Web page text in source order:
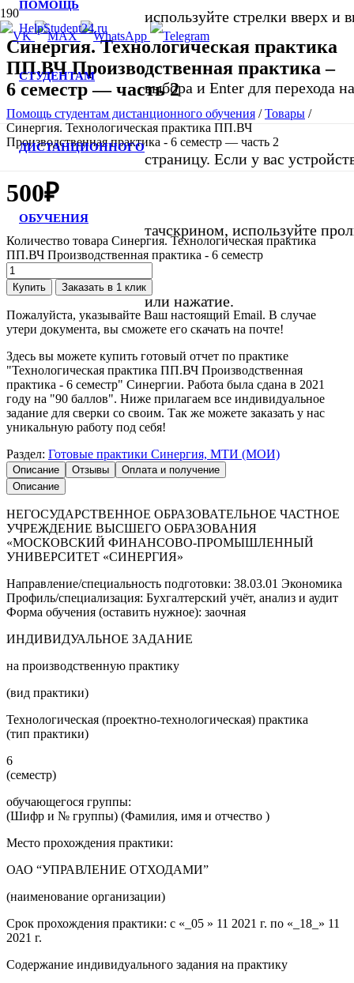
ПОМОЩЬ
СТУДЕНТАМ
ДИСТАНЦИОННОГО
ОБУЧЕНИЯ
используйте стрелки вверх и
выбора и Enter для перехода
страницу. Если у вас
тачскрином, используйте
или нажатие.
Синергия. Технологическая практика
ПП.ВЧ Производственная практика –
6 семестр — часть 2
Помощь студентам дистанционного обучения /Товары /
Синергия. Технологическая практика ПП.ВЧ
Производственная практика - 6 семестр — часть 2
500₽
Количество товара Синергия. Технологическая практика
ПП.ВЧ Производственная практика - 6 семестр
Купить Заказать в 1 клик
Пожалуйста, указывайте Ваш настоящий Email. В случае
утери документа, вы сможете его скачать на почте!
Здесь вы можете купить готовый отчет по практике
"Технологическая практика ПП.ВЧ Производственная
практика - 6 семестр" Синергии. Работа была сдана в 2021
году на "90 баллов". Ниже прилагаем все индивидуальное
задание для сверки со своим. Так же можете заказать у нас
уникальную работу под себя!
Раздел: Готовые практики Синергия, МТИ (МОИ)
Описание Отзывы
Оплата и получение
Описание
НЕГОСУДАРСТВЕННОЕ ОБРАЗОВАТЕЛЬНОЕ ЧАСТНОЕ
УЧРЕЖДЕНИЕ ВЫСШЕГО ОБРАЗОВАНИЯ
«МОСКОВСКИЙ ФИНАНСОВО-ПРОМЫШЛЕННЫЙ
УНИВЕРСИТЕТ «СИНЕРГИЯ»
Направление/специальность подготовки: 38.03.01 Экономика
Профиль/специализация: Бухгалтерский учёт, анализ и аудит
Форма обучения (оставить нужное): заочная
ИНДИВИДУАЛЬНОЕ ЗАДАНИЕ
на производственную практику
(вид практики)
Технологическая (проектно-технологическая) практика
(тип практики)
6
(семестр)
обучающегося группы:
(Шифр и № группы) (Фамилия, имя и отчество )
Место прохождения практики:
ОАО “УПРАВЛЕНИЕ ОТХОДАМИ”
(наименование организации)
Срок прохождения практики: с «_05 » 11 2021 г. по «_18_» 11
2021 г.
Содержание индивидуального задания на практику